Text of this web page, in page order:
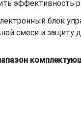
эффективность
блок
смеси и защиту